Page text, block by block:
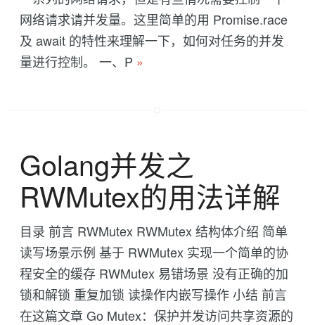
网络请求请并发量。这里简单的用 Promise.race
及 await 的特性来理解一下，如何对任务的并发
量进行控制。 一、P »
Golang并发之
RWMutex的用法详解
目录 前言 RWMutex RWMutex 结构体介绍 简单
读写场景示例 基于 RWMutex 实现一个简单的协
程安全的缓存 RWMutex 易错场景 没有正确的加
锁和解锁 重复加锁 读操作内嵌写操作 小结 前言
在这篇文章 Go Mutex：保护并发访问共享资源的